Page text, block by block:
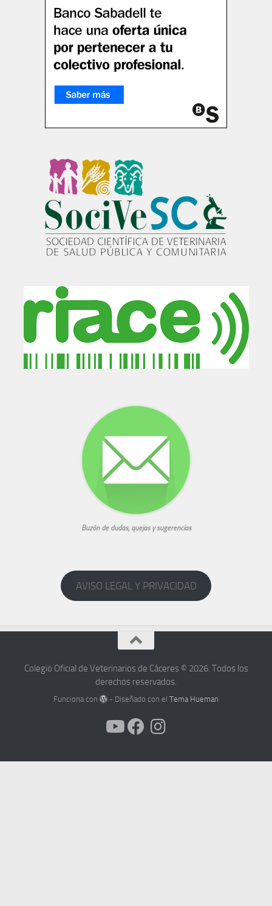
Buzón de dudas, quejas y sugerencias
AVISO LEGAL Y PRIVACIDAD
Colegio Oficial de Veterinarios de Cáceres © 2026. Todos los
derechos reservados.
Funciona con - Diseñado con elTema Hueman